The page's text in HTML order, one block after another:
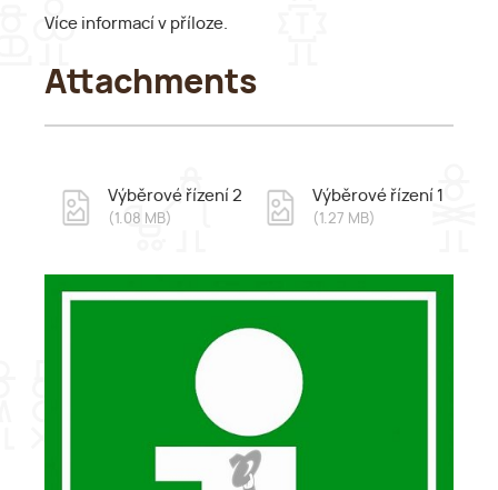
Více informací v příloze.
Attachments
Výběrové řízení 2
(1.08 MB)
Výběrové řízení 1
(1.27 MB)